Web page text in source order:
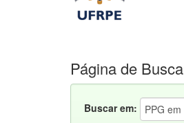
Página de Busca
Buscar em: